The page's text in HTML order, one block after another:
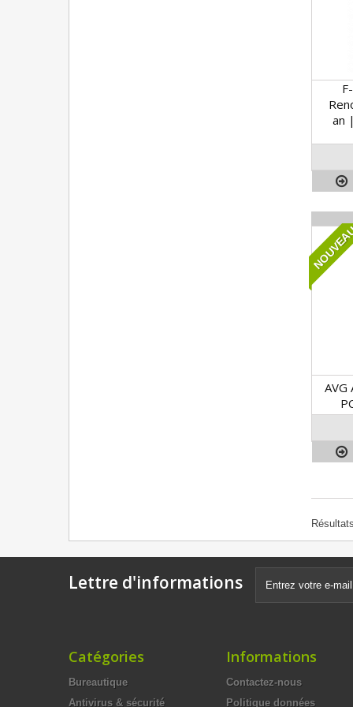
an
Lettre d'informations
Catégories
Bureautique
Antivirus & sécurité
Informations
Contactez-nous
Politique données